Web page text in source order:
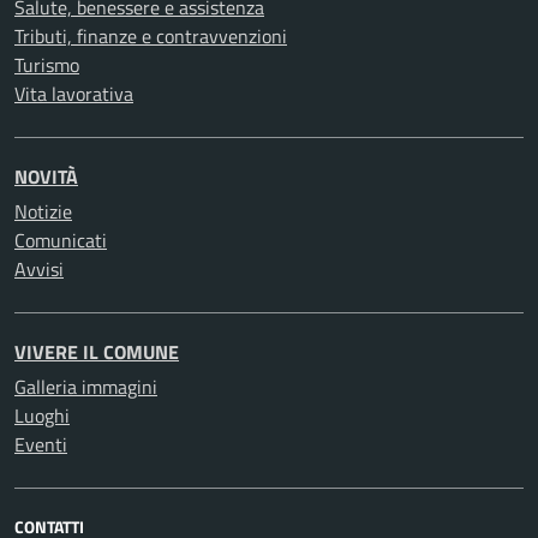
Salute, benessere e assistenza
Tributi, finanze e contravvenzioni
Turismo
Vita lavorativa
NOVITÀ
Notizie
Comunicati
Avvisi
VIVERE IL COMUNE
Galleria immagini
Luoghi
Eventi
CONTATTI